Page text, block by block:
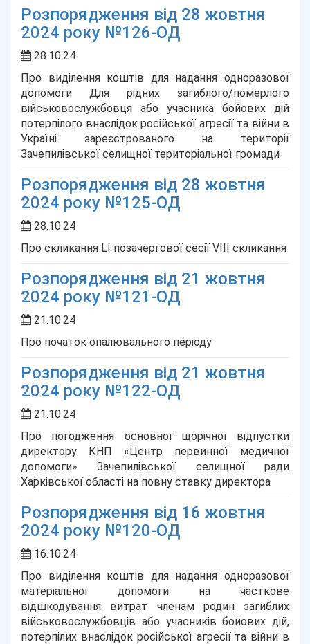
Розпорядження від 28 жовтня
2024 року №126-ОД
28.10.24
Про виділення коштів для надання одноразової
допомоги Для рідних загиблого/померлого
військовослужбовця або учасника бойових дій
потерпілого внаслідок російської агресії та війни в
Україні зареєстрованого на території
Зачепилівської селищної територіальної громади
Розпорядження від 28 жовтня
2024 року №125-ОД
28.10.24
Про скликання LІ позачергової сесії VIІІ скликання
Розпорядження від 21 жовтня
2024 року №121-ОД
21.10.24
Про початок опалювального періоду
Розпорядження від 21 жовтня
2024 року №122-ОД
21.10.24
Про погодження основної щорічної відпустки
директору КНП «Центр первинної медичної
допомоги» Зачепилівської селищної ради
Харківської області на повну ставку директора
Розпорядження від 16 жовтня
2024 року №120-ОД
16.10.24
Про виділення коштів для надання одноразової
матеріальної допомоги на часткове
відшкодування витрат членам родин загиблих
військовослужбовців або учасників бойових дій,
потерпілих внаслідок російської агресії та війни в